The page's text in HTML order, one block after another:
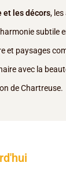
et les décors,
subtile
et paysages
avec la
de Chartreuse.